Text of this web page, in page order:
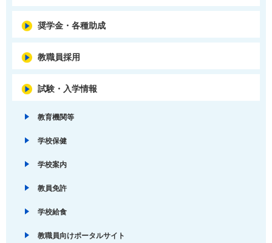
奨学金・各種助成
教職員採用
試験・入学情報
教育機関等
学校保健
学校案内
教員免許
学校給食
教職員向けポータルサイト